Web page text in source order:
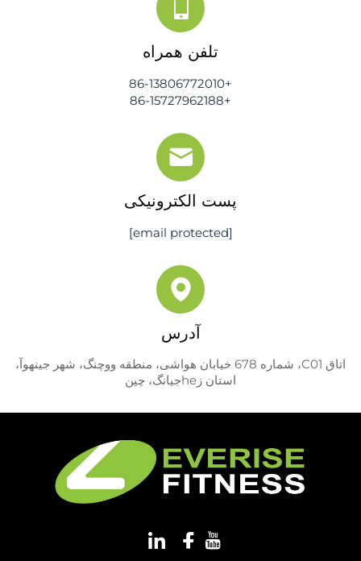
تلفن همراه
پست الکترونیکی
آدرس
اتاق C01، شماره 678 خیابان هواشی، منطقه ووچنگ، شهر جینهوآ،
استان زheجیانگ، چین